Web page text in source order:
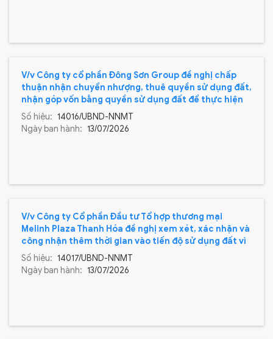
V/v Công ty cổ phần Đông Sơn Group đề nghị chấp
thuận nhận chuyển nhượng, thuê quyền sử dụng đất,
nhận góp vốn bằng quyền sử dụng đất để thực hiện
dự án đầu tư tại phường Đông Quang.
Số hiệu: 14016/UBND-NNMT
Ngày ban hành: 13/07/2026
V/v Công ty Cổ phần Đầu tư Tổ hợp thương mại
Melinh Plaza Thanh Hóa đề nghị xem xét, xác nhận và
công nhận thêm thời gian vào tiến độ sử dụng đất vì
điều chỉnh cục bộ quy hoạch 1/500 dự án Tổ hợp
thương mại Melinh Plaza Thanh Hóa.
Số hiệu: 14017/UBND-NNMT
Ngày ban hành: 13/07/2026